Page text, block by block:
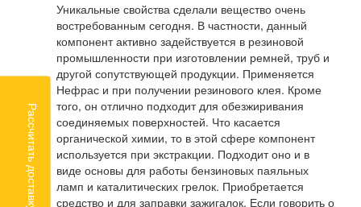
Уникальные свойства сделали вещество очень
востребованным сегодня. В частности, данный
компонент активно задействуется в резиновой
промышленности при изготовлении ремней, труб и
другой сопутствующей продукции. Применяется
Нефрас и при получении резинового клея. Кроме
того, он отлично подходит для обезжиривания
соединяемых поверхностей. Что касается
органической химии, то в этой сфере компонент
используется при экстракции. Подходит оно и в
виде основы для работы бензиновых паяльных
ламп и каталитических грелок. Приобретается
средство и для заправки зажигалок. Если говорить о
Рассчитать доставку